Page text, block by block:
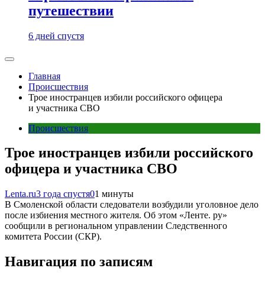
путешествии
6 дней спустя
Главная
Происшествия
Трое иностранцев избили российского офицера
и участника СВО
Происшествия
Трое иностранцев избили российского
офицера и участника СВО
Lenta.ru3 года спустя01 минуты
В Смоленской области следователи возбудили уголовное дело
после избиения местного жителя. Об этом «Ленте. ру»
сообщили в региональном управлении Следственного
комитета России (СКР).
Навигация по записям